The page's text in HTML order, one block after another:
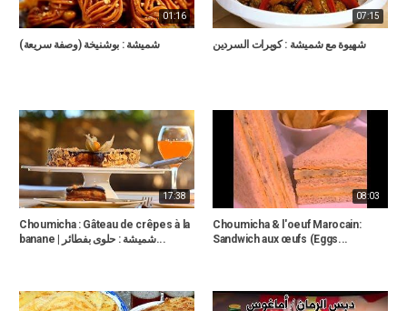
01:16
شميشة : بوشنيخة (وصفة سريعة)
07:15
شهيوة مع شميشة : كويرات السردين
17:38
Choumicha : Gâteau de crêpes à la
banane | شميشة : حلوى بفطائر...
08:03
Choumicha & l'oeuf Marocain:
Sandwich aux œufs (Eggs...